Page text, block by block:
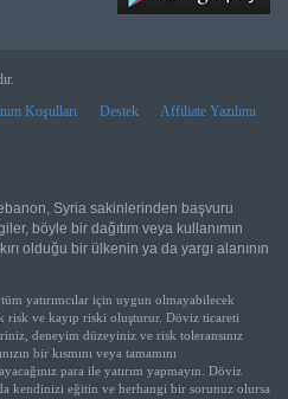
Koşulları Destek
Affiliate Yazılımı
Syria sakinlerinden başvuru
böyle bir dağıtım veya kullanımın
olduğu bir ülkenin ya da yargı alanının
yatırımcılar için uygun olmayabilecek
risk ve kayıp riski oluşturur. Döviz ticareti
deneyim düzeyiniz ve risk toleransınız
bir kısmını veya tamamını
para ile yatırım yapmayın. Döviz
kendinizi eğitin ve herhangi bir sorunuz olursa